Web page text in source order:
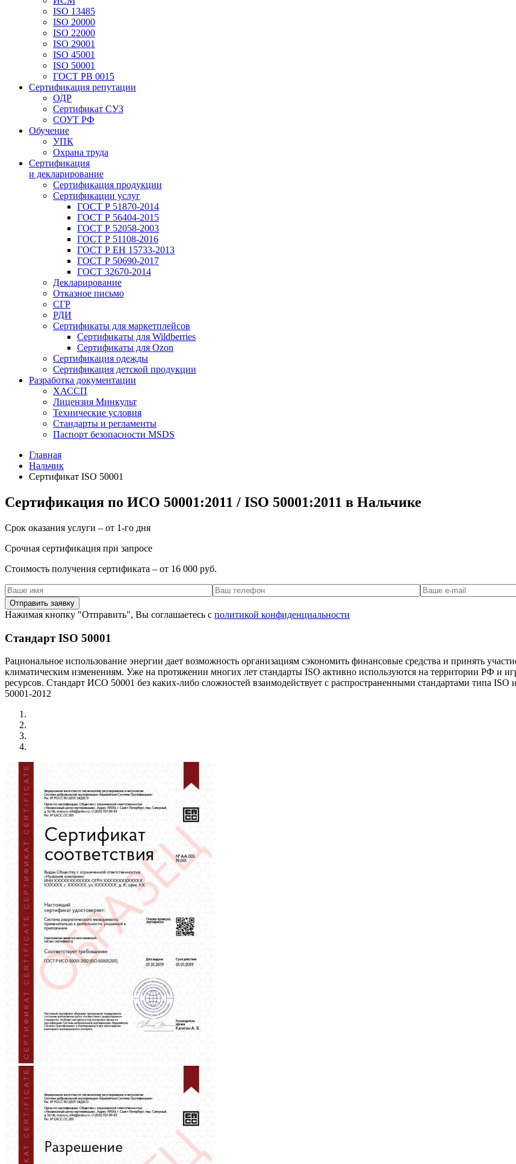
ISO 13485
ISO 20000
ISO 22000
ISO 29001
ISO 45001
ISO 50001
ГОСТ РВ 0015
Сертификация репутации
ОДР
Сертификат СУЗ
СОУТ РФ
Обучение
УПК
Охрана труда
Сертификация
и декларирование
Сертификация продукции
Сертификации услуг
ГОСТ Р 51870-2014
ГОСТ Р 56404-2015
ГОСТ Р 52058-2003
ГОСТ Р 51108-2016
ГОСТ Р ЕН 15733-2013
ГОСТ Р 50690-2017
ГОСТ 32670-2014
Декларирование
Отказное письмо
СГР
РДИ
Сертификаты для маркетплейсов
Сертификаты для Wildberries
Сертификаты для Ozon
Сертификация одежды
Сертификация детской продукции
Разработка документации
ХАССП
Лицензия Минкульт
Технические условия
Стандарты и регламенты
Паспорт безопасности MSDS
Главная
Нальчик
Сертификат ISO 50001
Сертификация по ИСО 50001:2011 / ISO 50001:2011 в Нальчике
Срок оказания услуги – от 1-го дня
Срочная сертификация при запросе
Стоимость получения сертификата – от 16 000 руб.
Нажимая кнопку "Отправить", Вы соглашаетесь с политикой конфиденциальности
Стандарт ISO 50001
Рациональное использование энергии дает возможность организациям сэкономить финансовые средства и принять
климатическим изменениям. Уже на протяжении многих лет стандарты ISO активно используются на территории РФ и
ресурсов. Стандарт ИСО 50001 без каких-либо сложностей взаимодействует с распространенными стандартами типа
50001-2012